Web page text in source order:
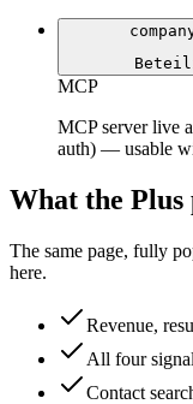
MCP
MCP server live
auth) — usable
What the Plus
The same page, fully
here.
Revenue,
All four
Contact